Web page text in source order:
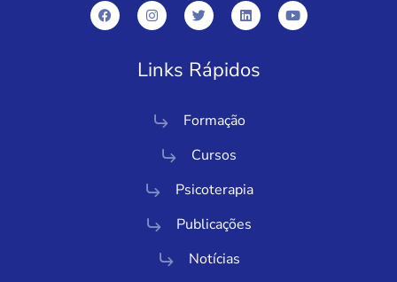
Links Rápidos
Formação
Cursos
Psicoterapia
Publicações
Notícias